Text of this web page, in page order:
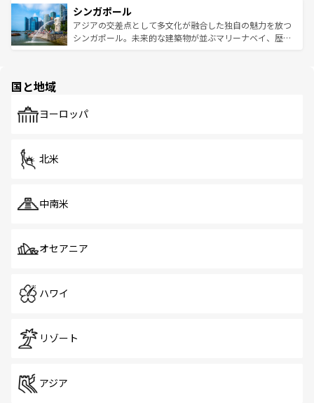
参照してほしい。
激する。気候は一年中温暖で、どの季節にも異なる楽しみ
が待っている。親しみやすいタイの人々、仏教を中心とし
た文化、そして多様な観光資源が、訪れる旅人を魅了し続
み、どこを訪れても感動するはず。観光スポットが密集し
ており、効率よく見どころを回れるのも魅力。息をのむよ
うな絶景から文化的な体験まで、香港を存分に楽しみ尽く
シンガポール
アジアの交差点として多文化が融合した独自の魅力を放つ
シンガポール。未来的な建築物が並ぶマリーナベイ、歴史
で、ホーカーズは地元の風情を楽しめる外せないスポット
国と地域
ヨーロッパ
北米
中南米
オセアニア
ハワイ
リゾート
アジア